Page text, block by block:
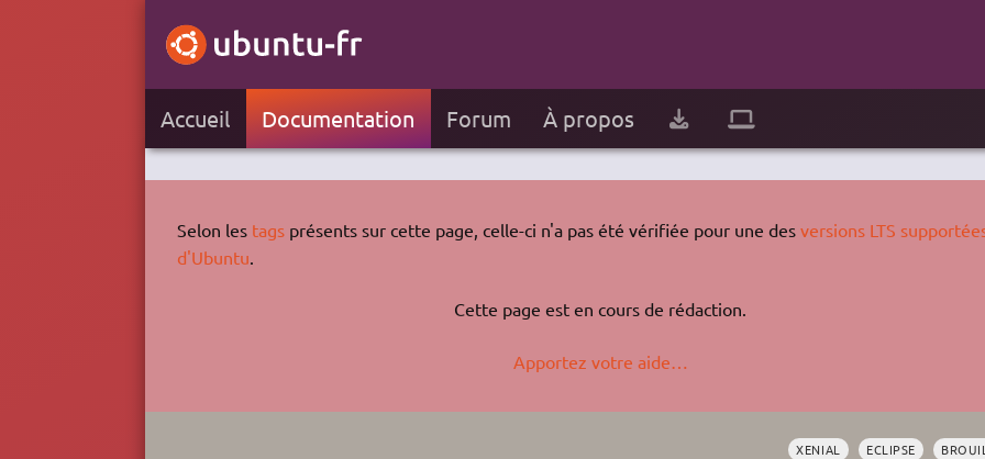
Accueil Documentation Forum À propos
Selon les tagsprésents sur cette page, celle-ci n'a pas été vérifiée pour une des versions LTS
d'Ubuntu
Cette page est en cours de rédaction.
Apportez votre aide…
XENIAL ECLIPSE